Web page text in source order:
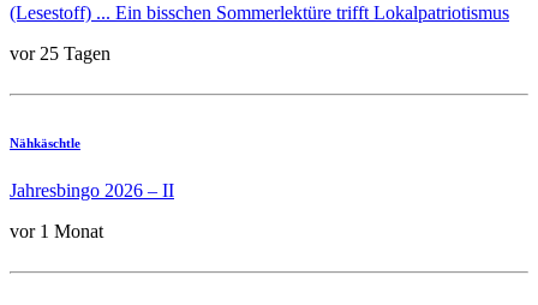
(Lesestoff) ... Ein bisschen Sommerlektüre trifft Lokalpatriotismus
vor 25 Tagen
Nähkäschtle
Jahresbingo 2026 – II
vor 1 Monat